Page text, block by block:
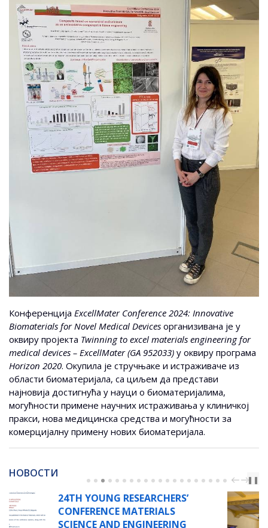
Конференција ExcellMater Conference 2024: Innovative
Biomaterials for Novel Medical Devices организивана је у
оквиру пројекта Twinning to excel materials engineering for
medical devices – ExcellMater (GA 952033) у оквиру програма
Horizon 2020. Окупила је стручњаке и истраживаче из
области биоматеријала, са циљем да представи
најновија достигнућа у науци о биоматеријалима,
могућности примене научних истраживања у клиничкој
пракси, нова медицинска средства и могућности за
комерцијалну примену нових биоматеријала.
НОВОСТИ
PREVNEXT
❚❚
РАДИОНИЦА
СИМУЛАЦИЈА И
ЕКСПЕРИМЕНАТА ЗА